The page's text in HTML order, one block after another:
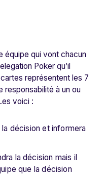
équipe qui vont chacun
Poker qu’il
représentent les 7
responsabilité à un ou
voici :
la décision et informera
la décision mais il
que la décision